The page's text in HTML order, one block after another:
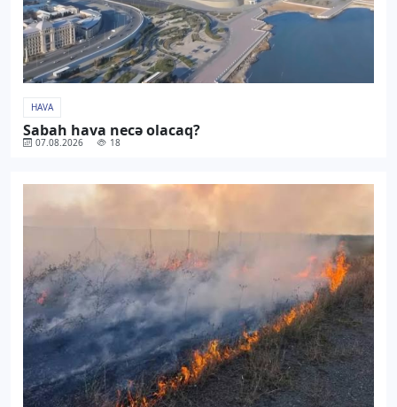
HAVA
Sabah hava necə olacaq?
07.08.2026 18